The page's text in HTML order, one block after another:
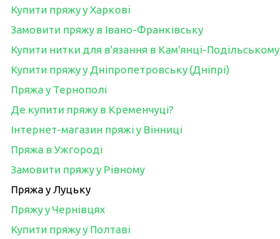
Купити пряжу у Харкові
Замовити пряжу в Івано-Франківську
Купити нитки для в'язання в Кам'янці-Подільському
Купити пряжу у Дніпропетровську (Дніпрі)
Пряжа у Тернополі
Де купити пряжу в Кременчуці?
Інтернет-магазин пряжі у Вінниці
Пряжа в Ужгороді
Замовити пряжу у Рівному
Пряжа у Луцьку
Пряжу у Чернівцях
Купити пряжу у Полтаві